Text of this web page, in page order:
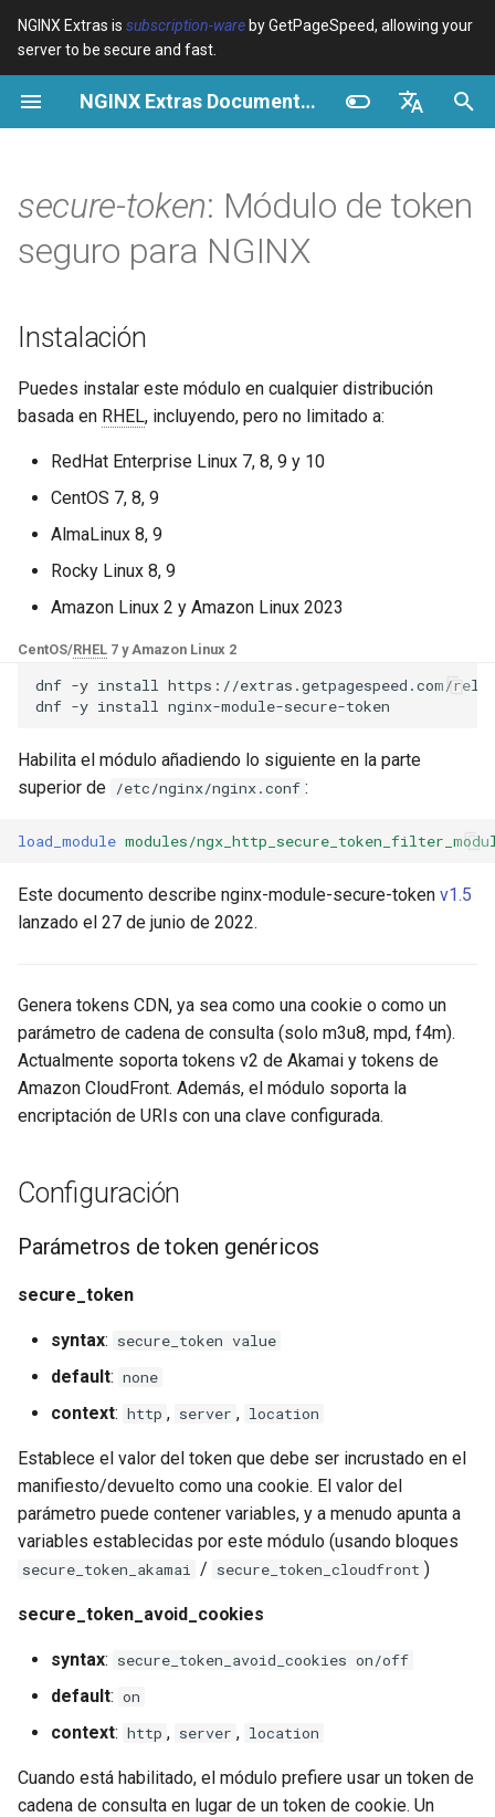
NGINX Extras is subscription-ware by GetPageSpeed, allowing your
server to be secure and fast.
NGINX Extras Documentation
Español
中文
I
n
i
z
u
e
Variables $bot_name
$bot_producer
$browser_name
$browser_version
$device_type
$is_bot
$is_console
$is_desktop
$is_tablet
$is_tv
$is_wearable
Examples
Directives geoip2
geoip2_proxy
Examples
Configuración
Parámetros de token
secure_token
secure_token_avoid_cookies
secure_token_cookie_token_expires_time
secure_token_cache_scope
secure_token_token_cache_scope
secure_token_content_type_m3u8
secure_token_content_type_f4m
Parámetros de token de
Akamai
secure_token_akamai
param_name
acl
end
ip_address
Parámetros de token de
CloudFront
private_key_file
key_pair_id
acl
acme
ada
aws-sdk
balancer
base-encoding
cache
consul-event
cookie
core
cors
ctxdump
dns-server
dns
etcd
exec
feishu-auth
fileinfo
global-throttle
healthcheck
hoedown
http
httpipe
Cache
Rendimiento
Seguridad
RHEL/CentOS
NGINX-MOD - NGINX
salud para RHEL
Servidor Web Tengine -
Instalar en RHEL, CentOS y
Módulos de NGINX para el
Panel de Control de Plesk -
Módulos de NGINX de cPanel
una potencia de rendimiento y
seguridad
NGINX - Paquetes RPM para
RHEL y CentOS
Servidor Web Angie - Instalar
Linux y AlmaLinux
secure-token: Módulo de token
seguro para NGINX
Instalación
Puedes instalar este módulo en cualquier distribución
basada en RHEL, incluyendo, pero no limitado a:
RedHat Enterprise Linux 7, 8, 9 y 10
CentOS 7, 8, 9
AlmaLinux 8, 9
Rocky Linux 8, 9
Amazon Linux 2 y Amazon Linux 2023
CentOS/RHEL 7 y Amazon Linux 2
dnf -y install
https://extras.getpagespeed.com/
dnf -y install
Habilita el módulo añadiendo lo siguiente en la parte
superior de /etc/nginx/nginx.conf :
load_module modules/
Este documento describe nginx-module-secure-token v1.5
lanzado el 27 de junio de 2022.
Genera tokens CDN, ya sea como una cookie o como un
parámetro de cadena de consulta (solo m3u8, mpd, f4m).
Actualmente soporta tokens v2 de Akamai y tokens de
Amazon CloudFront. Además, el módulo soporta la
encriptación de URIs con una clave configurada.
Configuración
Parámetros de token genéricos
secure_token
syntax: secure_token value
default: none
context: http , server , location
Establece el valor del token que debe ser incrustado en el
manifiesto/devuelto como una cookie. El valor del
parámetro puede contener variables, y a menudo apunta a
variables establecidas por este módulo (usando bloques
secure_token_akamai / secure_token_cloudfront )
secure_token_avoid_cookies
syntax: secure_token_avoid_cookies on/off
default: on
context: http , server , location
Cuando está habilitado, el módulo prefiere usar un token de
cadena de consulta en lugar de un token de cookie. Un